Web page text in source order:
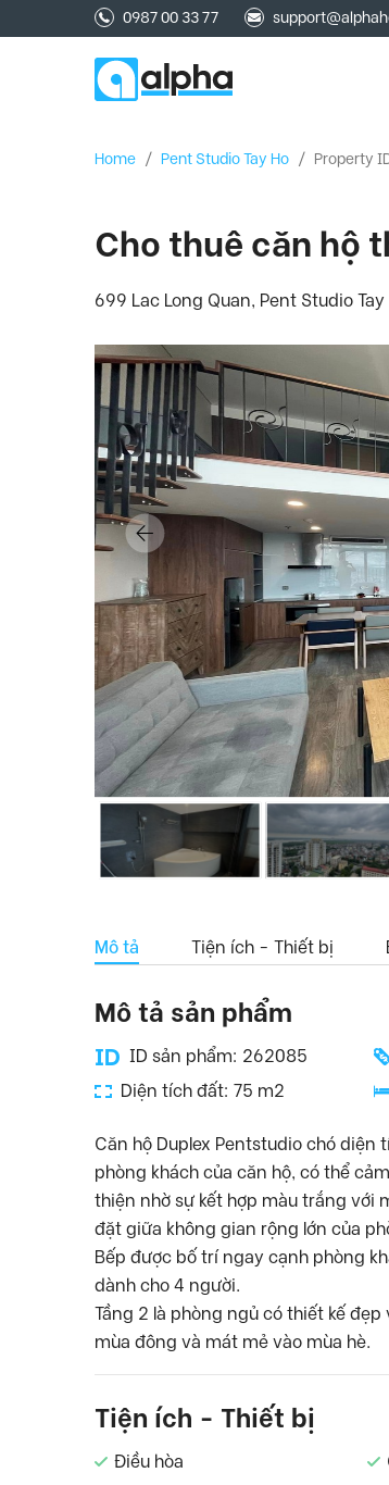
0987 00 33 77
Home / Pent Studio Tay Ho / Property
Cho thuê căn hộ
699 Lac Long Quan, Pent Studio
Mô tả Tiện ích - Thiết bị
Mô tả sản phẩm
ID sản phẩm: 262085
Diện tích đất: 75 m2
Căn hộ Duplex Pentstudio chó
phòng khách của căn hộ, có thể
thiện nhờ sự kết hợp màu trắng với
đặt giữa không gian rộng lớn của
Bếp được bố trí ngay cạnh phòng
dành cho 4 người.
Tầng 2 là phòng ngủ có thiết kế
mùa đông và mát mẻ vào mùa hè.
Tiện ích - Thiết bị
Điều hòa